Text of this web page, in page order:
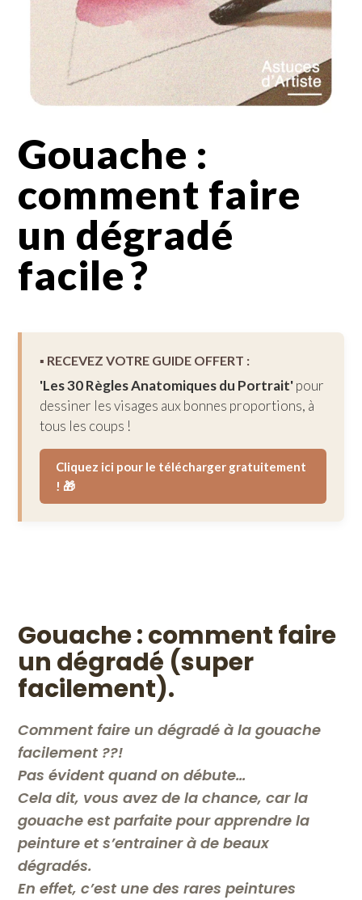
Gouache :
comment faire
un dégradé
facile ?
▪︎ RECEVEZ VOTRE GUIDE OFFERT :
'Les 30 Règles Anatomiques du Portrait'pour
dessiner les visages aux bonnes proportions, à
tous les coups !
Cliquez ici pour le télécharger gratuitement
! 🎁
Gouache : comment faire
un dégradé (super
facilement).
Comment faire un dégradé à la gouache
facilement ??!
Pas évident quand on débute…
Cela dit, vous avez de la chance, car la
gouache est parfaite pour apprendre la
peinture et s’entrainer à de beaux
dégradés.
En effet, c’est une des rares peintures